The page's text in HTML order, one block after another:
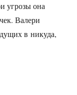
угрозы она
Валери
в никуда,